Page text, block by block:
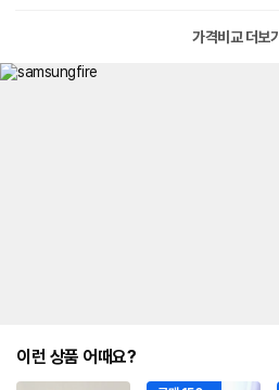
가격비교 더보기
이런 상품 어때요?